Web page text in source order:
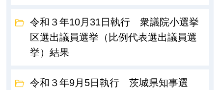
令和３年10月31日執行 衆議院小選挙
区選出議員選挙（比例代表選出議員選
挙）結果
令和３年9月5日執行 茨城県知事選